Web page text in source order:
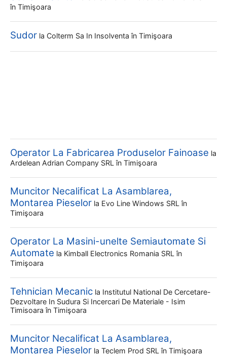
în Timişoara
Sudor la Colterm Sa In Insolventa în Timişoara
Operator La Fabricarea Produselor Fainoase la
Ardelean Adrian Company SRL în Timişoara
Muncitor Necalificat La Asamblarea,
Montarea Pieselor la Evo Line Windows SRL în
Timişoara
Operator La Masini-unelte Semiautomate Si
Automate la Kimball Electronics Romania SRL în
Timişoara
Tehnician Mecanic la Institutul National De Cercetare-
Dezvoltare In Sudura Si Incercari De Materiale - Isim
Timisoara în Timişoara
Muncitor Necalificat La Asamblarea,
Montarea Pieselor la Teclem Prod SRL în Timişoara